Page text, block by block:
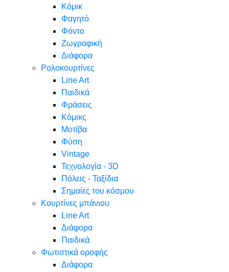
Κόμικ
Φαγητό
Φόντο
Ζωγραφική
Διάφορα
Ρολοκουρτίνες
Line Art
Παιδικά
Φράσεις
Κόμικς
Μοτίβα
Φύση
Vintage
Τεχνολογία - 3D
Πόλεις - Ταξίδια
Σημαίες του κόσμου
Κουρτίνες μπάνιου
Line Art
Διάφορα
Παιδικά
Φωτιστικά οροφής
Διάφορα